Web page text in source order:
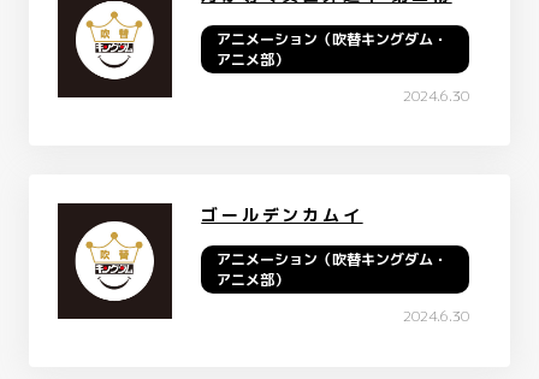
アニメーション（吹替キングダム・
アニメ部）
2024.6.30
ゴールデンカムイ
アニメーション（吹替キングダム・
アニメ部）
2024.6.30